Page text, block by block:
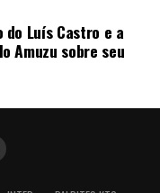
Luís Castro e a
Amuzu sobre seu